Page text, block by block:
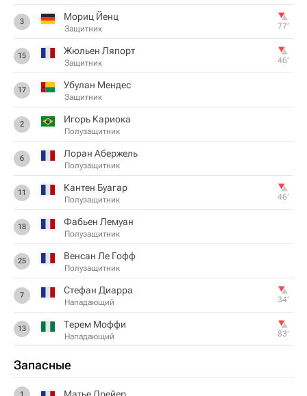
3 Мориц Йенц
Защитник 77‎’‎
15 Жюльен Ляпорт
Защитник 46‎’‎
17 Убулан Мендес
Защитник
2 Игорь Кариока
Полузащитник
6 Лоран Абержель
Полузащитник
11 Кантен Буагар
Полузащитник 46‎’‎
18 Фабьен Лемуан
Полузащитник
25 Венсан Ле Гофф
Полузащитник
7 Стефан Диарра
Нападающий 34‎’‎
13 Терем Моффи
Нападающий 83‎’‎
Запасные
1